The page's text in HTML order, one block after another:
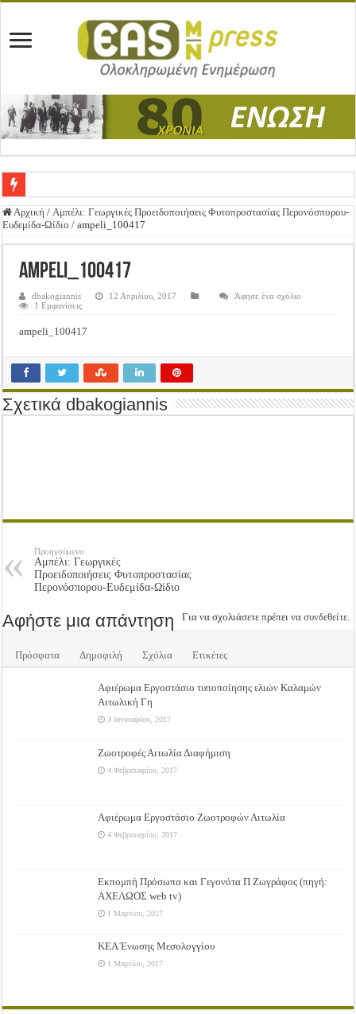
Ένωση Μεσολογγίου: Συγχαρητήρια Επιστολή προς Δήμο Μεσολογγίου
ΕΝΩΣΗ ΜΕΣΟΛΟΓΓΙΟΥ: ΕΚΛΟΓΙΚΗ ΓΕΝΙΚΗ ΣΥΝΕΛΕΥΣΗ
Ανακοίνωση: Επιστροφή ΦΠΑ
Καλά Χριστούγεννα! Καλή Χρονιά!
Tακτική Γενική Συνέλευση του Αγροτικού Συνεταιρισμού Μεσολογγίου-
Η περίοδος συγκομιδής της Ελιάς ξεκίνησε…με Μεγάλες Προσφορές!!
Οι Φθινοπωρινές σπορές ξεκίνησαν!
Αρχική / Αμπέλι: Γεωργικές Προειδοποιήσεις Φυτοπροστασίας Περονόσπορου-
Ευδεμίδα-Ωίδιο / ampeli_100417
ampeli_100417
dbakogiannis 12 Απριλίου, 2017
Άφησε ένα σχόλιο
1 Εμφανίσεις
ampeli_100417
Σχετικά dbakogiannis
Προηγούμενο
Αμπέλι: Γεωργικές
Προειδοποιήσεις Φυτοπροστασίας
Περονόσπορου-Ευδεμίδα-Ωίδιο
Αφήστε μια απάντηση Για να σχολιάσετε πρέπει νασυνδεθείτε.
Πρόσφατα Δημοφιλή Σχόλια Ετικέτες
Αφιέρωμα Εργοστάσιο τυποποίησης ελιών Καλαμών
Αιτωλική Γη
3 Ιανουαρίου, 2017
Ζωοτροφές Αιτωλία Διαφήμιση
4 Φεβρουαρίου, 2017
Αφιέρωμα Εργοστάσιο Ζωοτροφών Αιτωλία
4 Φεβρουαρίου, 2017
Εκπομπή Πρόσωπα και Γεγονότα Π Ζωγράφος (πηγή:
ΑΧΕΛΩΟΣ web tv)
1 Μαρτίου, 2017
ΚΕΑ Ένωσης Μεσολογγίου
1 Μαρτίου, 2017